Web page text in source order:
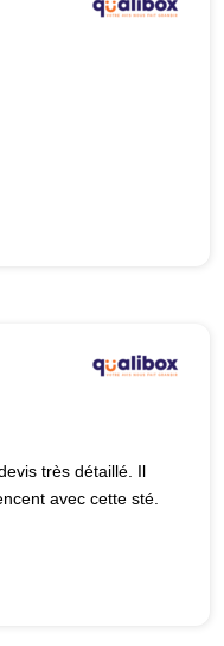
très détaillé. Il
avec cette sté.